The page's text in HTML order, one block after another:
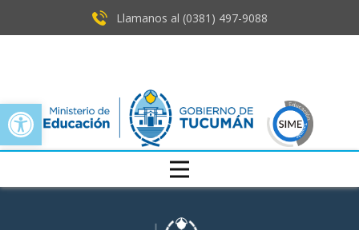
Open toolbar
Llamanos al (0381) ​497-9088